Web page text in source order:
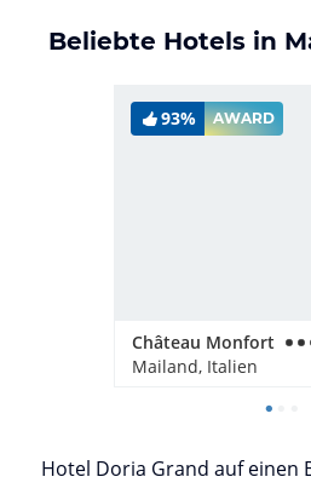
Beliebte Hotels in
93% AWARD
Château Monfort
Mailand, Italien
Hotel Doria Grand auf einen